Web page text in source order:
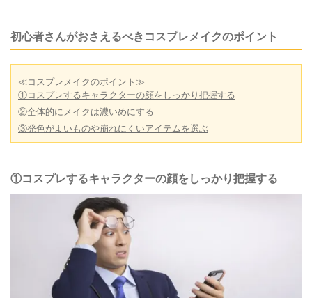
初心者さんがおさえるべきコスプレメイクのポイント
≪コスプレメイクのポイント≫
①コスプレするキャラクターの顔をしっかり把握する
②全体的にメイクは濃いめにする
③発色がよいものや崩れにくいアイテムを選ぶ
①コスプレするキャラクターの顔をしっかり把握する